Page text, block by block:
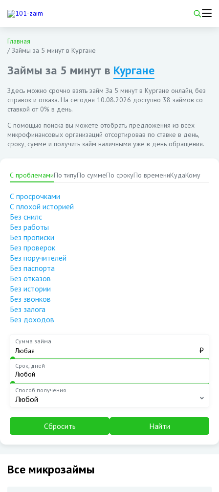
Главная
/Займы за 5 минут в Кургане
Займы за 5 минут в Кургане
Здесь можно срочно взять займ За 5 минут в Кургане онлайн, без
справок и отказа. На сегодня 10.08.2026 доступно 38 займов со
ставкой от 0% в день.
С помощью поиска вы можете отобрать предложения из всех
микрофинансовых организаций отсортировав по ставке в день,
сроку, сумме и получить займ наличными уже в день обращения.
С проблемамиПо типуПо суммеПо срокуПо времениКудаКому
С просрочками
С плохой историей
Без снилс
Без работы
Без прописки
Без проверок
Без поручителей
Без паспорта
Без отказов
Без истории
Без звонков
Без залога
Без доходов
Сумма займа
₽
Срок, дней
Способ получения
Любой
Сбросить Найти
Все микрозаймы